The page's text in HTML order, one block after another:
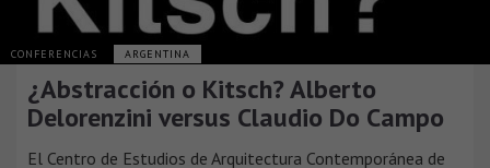
CONFERENCIAS ARGENTINA
¿Abstracción o Kitsch? Alberto
Delorenzini versus Claudio Do Campo
El Centro de Estudios de Arquitectura Contemporánea de